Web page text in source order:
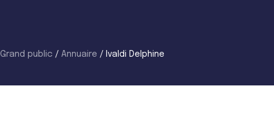
Grand public / Annuaire / Ivaldi Delphine